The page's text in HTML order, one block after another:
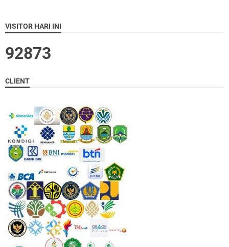
VISITOR HARI INI
92873
CLIENT